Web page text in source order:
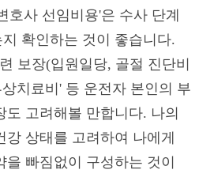
호사 선임비용'은 수사 단계
확인하는 것이 좋습니다.
보장(입원일당, 골절 진단비
치료비' 등 운전자 본인의 부
도 고려해볼 만합니다. 나의
강 상태를 고려하여 나에게
을 빠짐없이 구성하는 것이